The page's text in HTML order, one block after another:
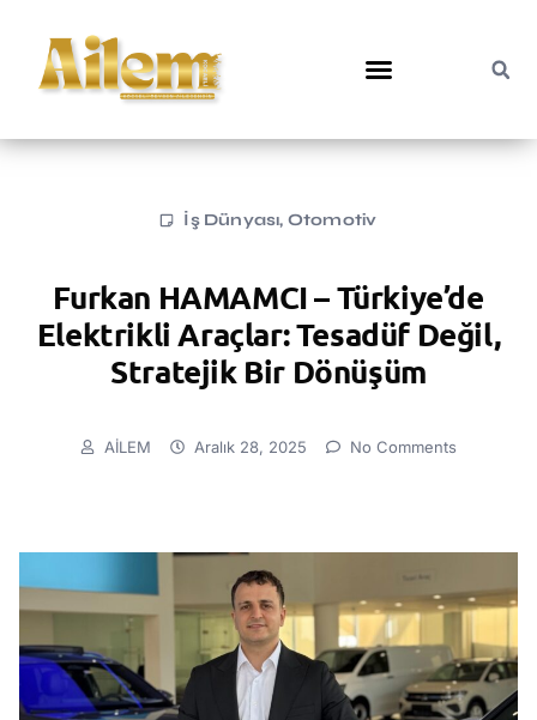
İş Dünyası, Otomotiv
Furkan HAMAMCI – Türkiye’de
Elektrikli Araçlar: Tesadüf Değil,
Stratejik Bir Dönüşüm
AİLEM Aralık 28, 2025 No Comments